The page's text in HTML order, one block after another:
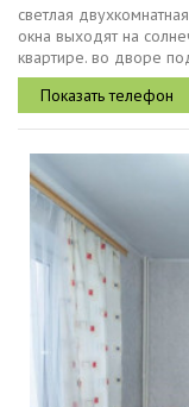
светлая
окна выходят на
квартире. во дворе
коррекционный
уехать в любую...